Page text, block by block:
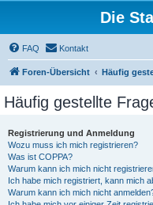
Die
FAQ Kontakt
Foren-Übersicht Häufig
Häufig gestellte
Registrierung und Anmeldung
Wozu muss ich mich registrieren?
Was ist COPPA?
Warum kann ich mich nicht
Ich habe mich registriert, kann mich
Warum kann ich mich nicht